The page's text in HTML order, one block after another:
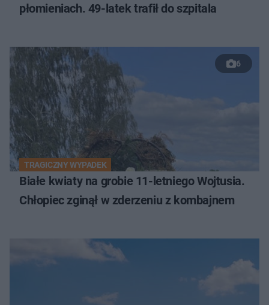
płomieniach. 49-latek trafił do szpitala
6
TRAGICZNY WYPADEK
Białe kwiaty na grobie 11-letniego Wojtusia.
Chłopiec zginął w zderzeniu z kombajnem